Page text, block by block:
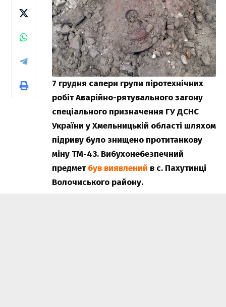
7 грудня сапери групи піротехнічних
робіт Аварійно-рятувального загону
спеціального призначення ГУ ДСНС
України у Хмельницькій області шляхом
підриву було знищено протитанкову
міну ТМ-43. Вибухонебезпечний
предметбув виявлений в с. Пахутинці
Волочиського району.